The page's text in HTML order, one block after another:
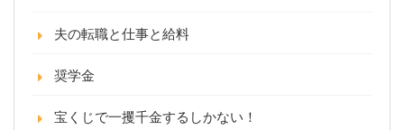
夫の転職と仕事と給料
奨学金
宝くじで一攫千金するしかない！